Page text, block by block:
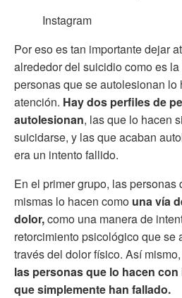
Instagram
Por eso es tan importante dejar
alrededor del suicidio como es
personas que se autolesionan lo
atención. Hay dos perfiles de
autolesionan, las que lo hacen
suicidarse, y las que acaban
era un intento fallido.
En el primer grupo, las
mismas lo hacen como una vía
dolor,como una manera de
retorcimiento psicológico que se
través del dolor físico. Así
las personas que lo hacen
que simplemente han fallado.